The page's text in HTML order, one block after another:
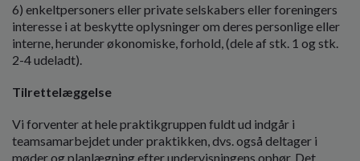
6) enkeltpersoners eller private selskabers eller foreningers
interesse i at beskytte oplysninger om deres personlige eller
interne, herunder økonomiske, forhold, (dele af stk. 1 og stk.
2-4 udeladt).
Tilrettelæggelse
Vi forventer at hele praktikgruppen fuldt ud indgår i
teamsamarbejdet under praktikken, dvs. også deltager i
møder og planlægning efter undervisningens ophør. Det